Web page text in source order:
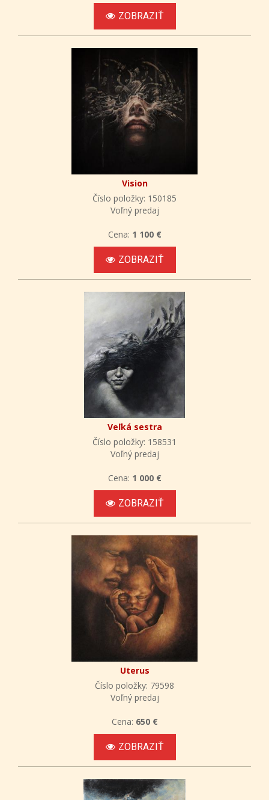
ZOBRAZIŤ
Vision
Číslo položky: 150185
Voľný predaj
Cena: 1 100 €
ZOBRAZIŤ
Veľká sestra
Číslo položky: 158531
Voľný predaj
Cena: 1 000 €
ZOBRAZIŤ
Uterus
Číslo položky: 79598
Voľný predaj
Cena: 650 €
ZOBRAZIŤ